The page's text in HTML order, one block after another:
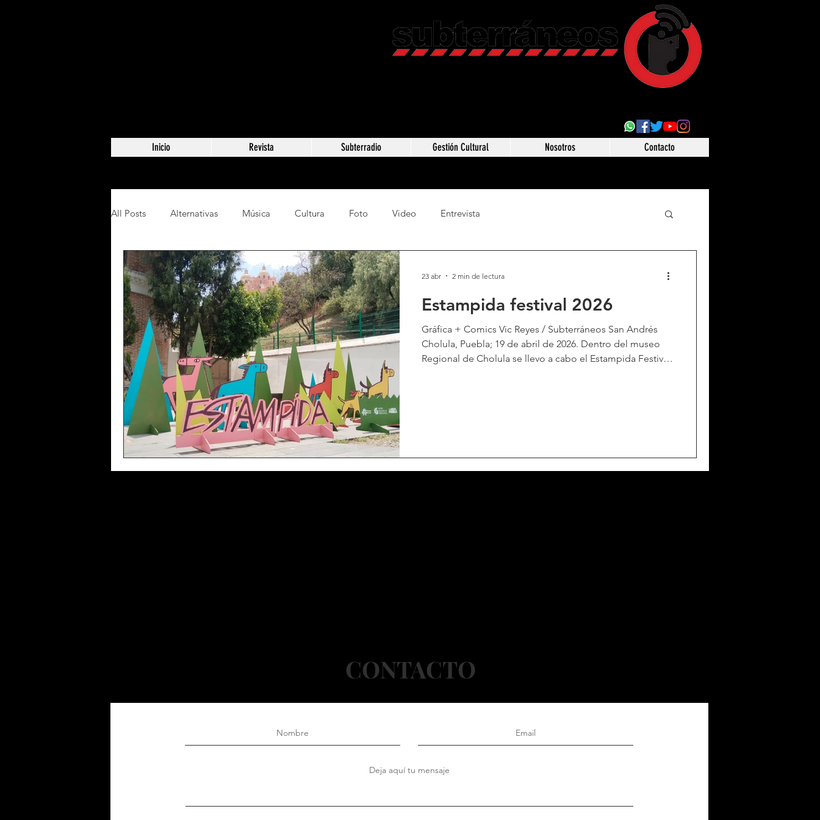
Inicio Revista Subterradio Gestión Cultural Nosotros Contacto
All Posts Alternativas Música Cultura Foto Video Entrevista
Estampida festival 2026
Gráfica + Comics Vic Reyes / Subterráneos San Andrés
Cholula, Puebla; 19 de abril de 2026. Dentro del museo
Regional de Cholula se llevo a cabo el Estampida Festival,
23 abr 2 min de lectura
CONTACTO